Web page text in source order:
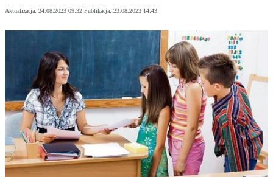
Aktualizacja: 24.08.2023 09:32 Publikacja: 23.08.2023 14:43